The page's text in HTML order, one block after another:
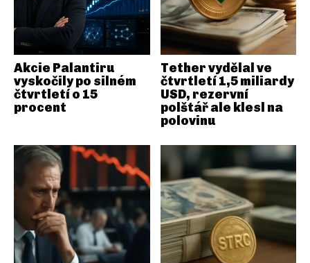
Akcie Palantiru
vyskočily po silném
čtvrtletí o 15
procent
Tether vydělal ve
čtvrtletí 1,5 miliardy
USD, rezervní
polštář ale klesl na
polovinu